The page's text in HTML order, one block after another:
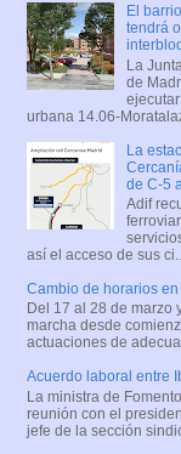
El
tendrá
La
de
urbana 14.06-Moratalaz
La
de C-5
Adif
así el acceso de sus
Cambio de horarios
Del 17 al 28 de marzo
marcha desde
actuaciones de
Acuerdo laboral entre
La ministra de
reunión con el
jefe de la sección